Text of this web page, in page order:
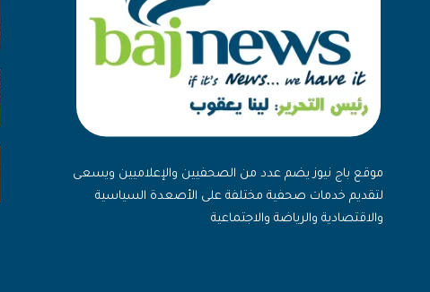
موقع باج نيوز يضم عدد من الصحفيين والإعلاميين ويسعى
لتقديم خدمات صحفية مختلفة على الأصعدة السياسية
والاقتصادية والرياضة والاجتماعية